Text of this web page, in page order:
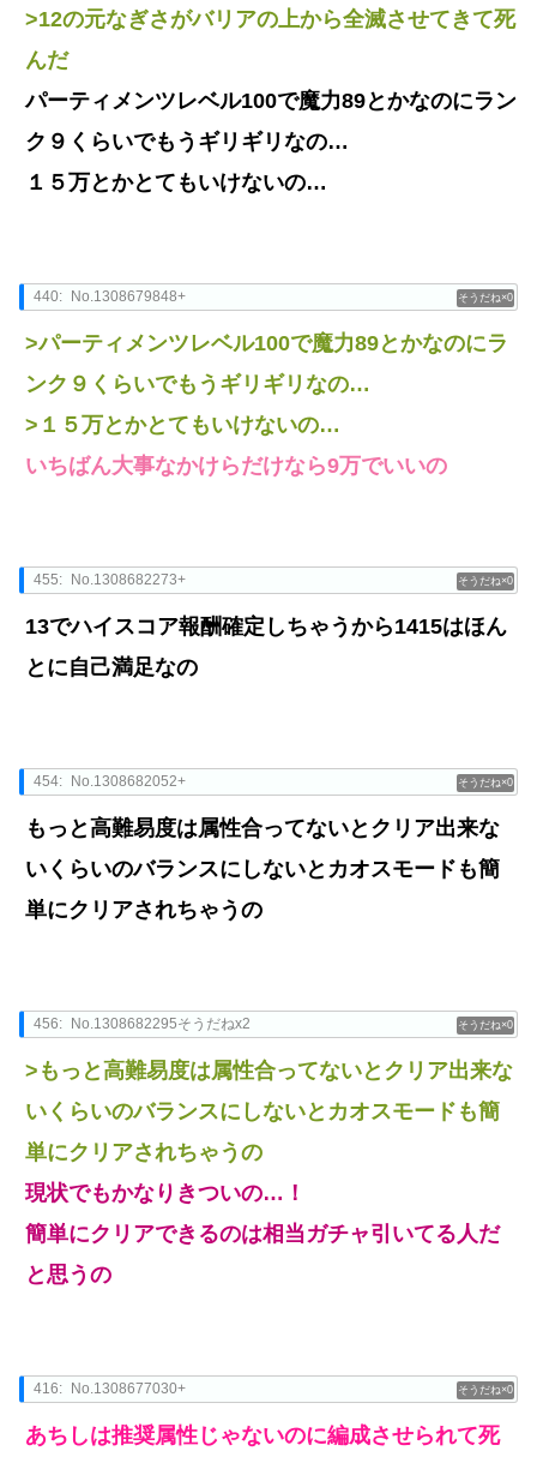
>12の元なぎさがバリアの上から全滅させてきて死
んだ
パーティメンツレベル100で魔力89とかなのにラン
ク９くらいでもうギリギリなの…
１５万とかとてもいけないの…
0
440: No.1308679848+
>パーティメンツレベル100で魔力89とかなのにラ
ンク９くらいでもうギリギリなの…
>１５万とかとてもいけないの…
いちばん大事なかけらだけなら9万でいいの
0
455: No.1308682273+
13でハイスコア報酬確定しちゃうから1415はほん
とに自己満足なの
0
454: No.1308682052+
もっと高難易度は属性合ってないとクリア出来な
いくらいのバランスにしないとカオスモードも簡
単にクリアされちゃうの
0
456: No.1308682295そうだねx2
>もっと高難易度は属性合ってないとクリア出来な
いくらいのバランスにしないとカオスモードも簡
単にクリアされちゃうの
現状でもかなりきついの…！
簡単にクリアできるのは相当ガチャ引いてる人だ
と思うの
0
416: No.1308677030+
あちしは推奨属性じゃないのに編成させられて死